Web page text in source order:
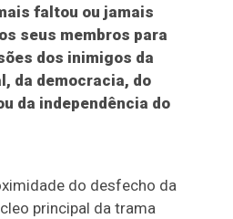
faltou ou jamais
seus membros para
dos inimigos da
da democracia, do
da independência do
do desfecho da
principal da trama